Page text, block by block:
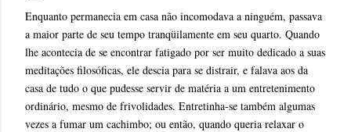
Enquanto permanecia em casa não incomodava a ninguém, passava
a maior parte de seu tempo tranqüilamente em seu quarto. Quando
lhe acontecia de se encontrar fatigado por ser muito dedicado a suas
meditações filosóficas, ele descia para se distrair, e falava aos da
casa de tudo o que pudesse servir de matéria a um entretenimento
ordinário, mesmo de frivolidades. Entretinha-se também algumas
vezes a fumar um cachimbo; ou então, quando queria relaxar o